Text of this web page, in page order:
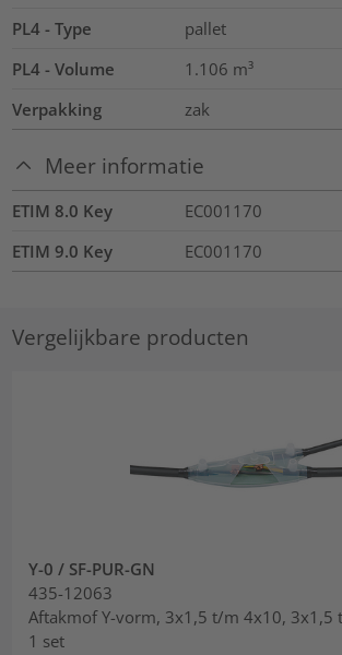
PL4 - Type
pallet
PL4 - Volume
1.106 m³
Verpakking
zak
Meer informatie
ETIM 8.0 Key
EC001170
ETIM 9.0 Key
EC001170
Vergelijkbare producten
Y-0 / SF-PUR-GN
435-12063
Aftakmof Y-vorm, 3x1,5 t/m 4x10, 3x1,5
1 set